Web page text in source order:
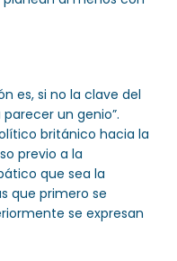
es, si no la clave del
un genio”.
británico hacia la
previo a la
que sea la
que primero se
se expresan